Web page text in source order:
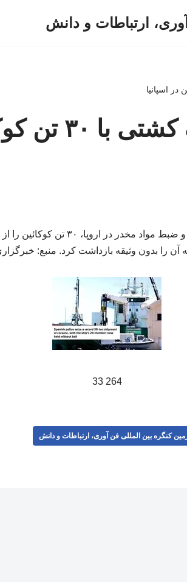
ارتباطات و دانش
ببینید | کشف یک
پلیس اسپانیا در بزرگترین عملیات
264 33
کنگره بین المللی فن آوری، ارتباطات و دانش